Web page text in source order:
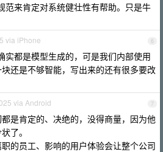
范来肯定对系统健壮性有帮助。只是牛
6
via iPhone
实都是模型生成的，可是我们内部使用
还是不够智能，写出来的还有很多要改
7
via Android
是肯定的、决绝的，没得商量，因为他
了。
的员工、影响的用户体验会让整个公司